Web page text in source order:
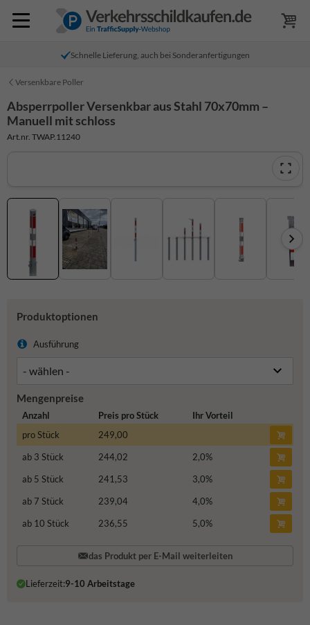
Schnelle Lieferung, auch bei Sonderanfertigungen
Versenkbare Poller
Absperrpoller Versenkbar aus Stahl 70x70mm –
Manuell mit schloss
Art.nr. TWAP.11240
Produktoptionen
Ausführung
Mengenpreise
Anzahl Preis pro Stück
Ihr Vorteil
pro Stück
249,00
ab 3 Stück
244,02 2,0%
ab 5 Stück
241,53 3,0%
ab 7 Stück
239,04 4,0%
ab 10 Stück
236,55 5,0%
das Produkt per E-Mail weiterleiten
Lieferzeit:9-10 Arbeitstage